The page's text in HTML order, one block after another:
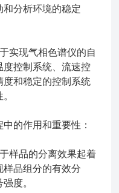
分析环境的稳定
现气相色谱仪的自
度控制系统、流速控
度和稳定的控制系统
的作用和重要性：
品的分离效果起着
样品组分的有效分
度。